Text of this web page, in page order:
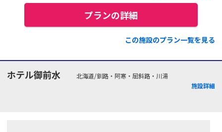
プランの詳細
この施設のプラン一覧を見る
ホテル御前水
北海道/釧路・阿寒・屈斜路・川湯
施設詳細